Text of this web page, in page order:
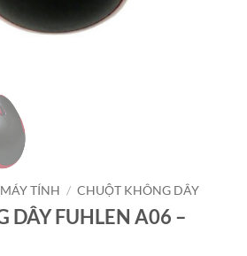
TÍNH / CHUỘT KHÔNG DÂY
DÂY FUHLEN A06 –